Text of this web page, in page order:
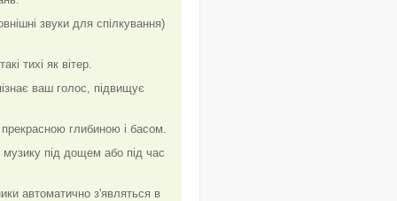
звуки для спілкування)
тихі як вітер.
ваш голос, підвищує
глибиною і басом.
під дощем або під час
автоматично з'являться в